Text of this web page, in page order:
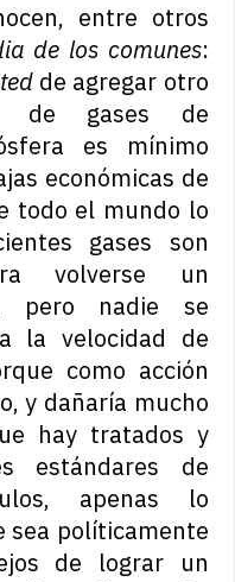
entre otros
de los comunes:
de agregar otro
de gases de
es mínimo
económicas de
todo el mundo lo
gases son
volverse un
pero nadie se
la velocidad de
como acción
y dañaría mucho
hay tratados y
estándares de
apenas lo
sea políticamente
de lograr un